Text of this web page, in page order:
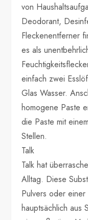
von
Deodorant,
Fleckenentferner
es als
einfach zwei
Glas Wasser.
homogene Paste
die Paste mit
Stellen.
Talk
Talk hat
Alltag. Diese
Pulvers oder
hauptsächlich aus